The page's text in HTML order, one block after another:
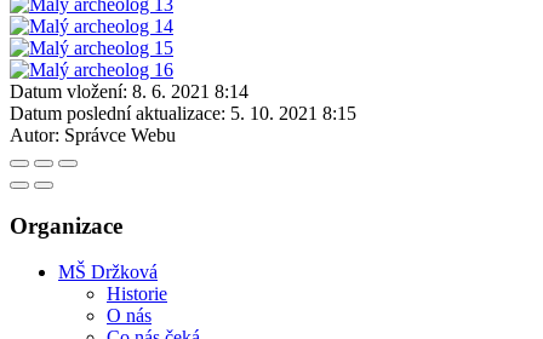
Datum vložení: 8. 6. 2021 8:14
Datum poslední aktualizace: 5. 10. 2021 8:15
Autor: Správce Webu
Organizace
MŠ Držková
Historie
O nás